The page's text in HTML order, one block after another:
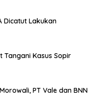
Dicatut Lakukan
Tangani Kasus Sopir
PT Vale dan BNN